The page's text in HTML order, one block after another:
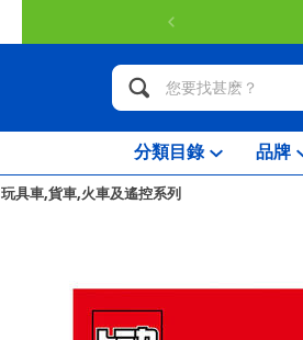
分類目錄 品牌
玩具車,貨車,火車及遙控系列